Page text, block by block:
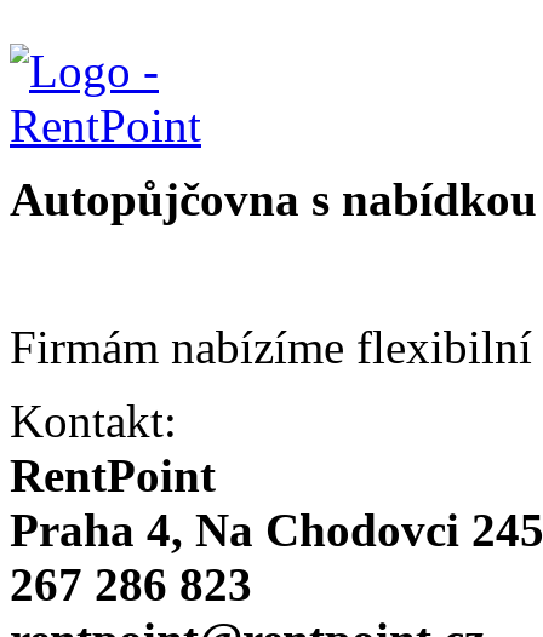
Autopůjčovna s
Firmám nabízíme flexibilní
Kontakt:
RentPoint
Praha 4, Na Chodovci
267 286 823